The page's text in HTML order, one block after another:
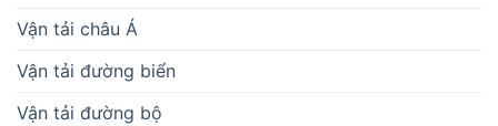
Vận tải châu Á
Vận tải đường biển
Vận tải đường bộ